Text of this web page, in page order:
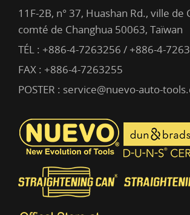
11F-2B, n° 37, Huashan Rd., ville de
comté de Changhua 50063, Taïwan
TÉL : +886-4-7263256 / +886-4-
FAX : +886-4-7263255
POSTER : service@nuevo-auto-